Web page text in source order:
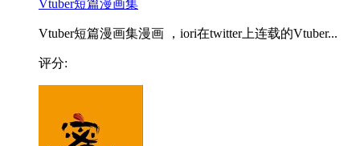
Vtuber短篇漫画集
Vtuber短篇漫画集漫画 ，iori在twitter上连载的Vtuber...
评分: